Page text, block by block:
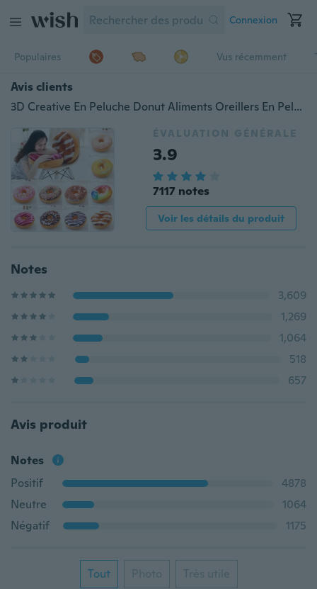
Connexion
Populaires Vus récemment
Avis clients
3D Creative En Peluche Donut Aliments Oreillers En Peluche Jouets Poupées Drôle de Bande Dessinée Donuts Taie d'oreiller En Peluche Doux Chocolats Canapé et Chaise Coussins Arrière Tapis De Voiture
ÉVALUATION GÉNÉRALE
3.9
7117 notes
Voir les détails du produit
Notes
3,609
1,269
1,064
518
657
Avis produit
Notes
Positif
4878
Neutre
1064
Négatif
1175
Tout Photo Très utile